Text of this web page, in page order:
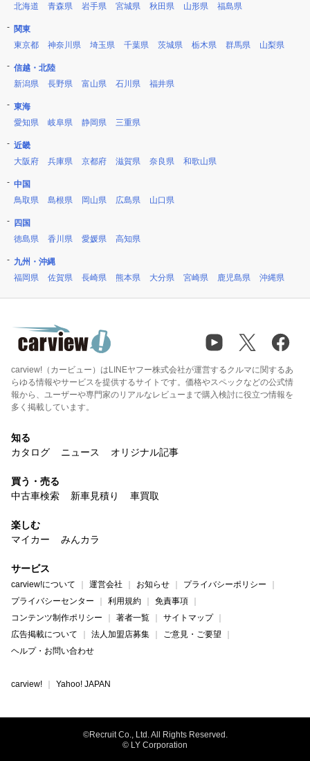
北海道
青森県 岩手県 宮城県 秋田県 山形県 福島県
関東
東京都
神奈川県 埼玉県 千葉県 茨城県 栃木県 群馬県 山梨県
信越・北陸
新潟県
長野県 富山県 石川県 福井県
東海
愛知県
岐阜県 静岡県 三重県
近畿
大阪府
兵庫県 京都府 滋賀県 奈良県 和歌山県
中国
鳥取県
島根県 岡山県 広島県 山口県
四国
徳島県
香川県 愛媛県 高知県
九州・沖縄
福岡県
佐賀県 長崎県 熊本県 大分県 宮崎県 鹿児島県 沖縄県
carview!（カービュー）はLINEヤフー株式会社が運営するクルマに関するあ
らゆる情報やサービスを提供するサイトです。価格やスペックなどの公式情
報から、ユーザーや専門家のリアルなレビューまで購入検討に役立つ情報を
多く掲載しています。
知る
カタログ
ニュース オリジナル記事
買う・売る
中古車検索
新車見積り 車買取
楽しむ
マイカー
みんカラ
サービス
carview!について 運営会社 お知らせ
プライバシーポリシー
プライバシーセンター
利用規約
免責事項
コンテンツ制作ポリシー
著者一覧
サイトマップ
広告掲載について
法人加盟店募集
ご意見・ご要望
ヘルプ・お問い合わせ
carview! Yahoo! JAPAN
©Recruit Co., Ltd. All Rights Reserved.
© LY Corporation